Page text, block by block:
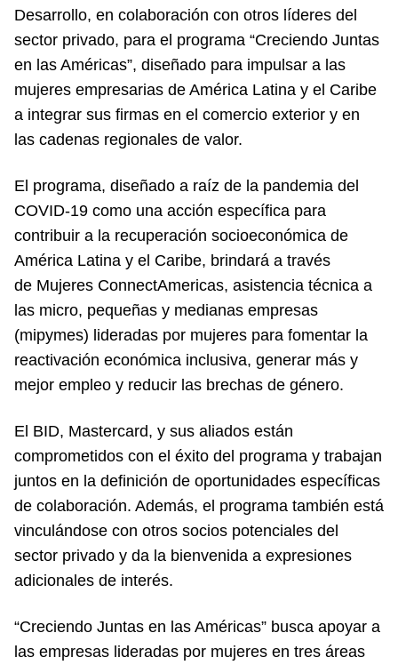
Desarrollo, en colaboración con otros líderes del
sector privado, para el programa “Creciendo Juntas
en las Américas”, diseñado para impulsar a las
mujeres empresarias de América Latina y el Caribe
a integrar sus firmas en el comercio exterior y en
las cadenas regionales de valor.
El programa, diseñado a raíz de la pandemia del
COVID-19 como una acción específica para
contribuir a la recuperación socioeconómica de
América Latina y el Caribe, brindará a través
de Mujeres ConnectAmericas, asistencia técnica a
las micro, pequeñas y medianas empresas
(mipymes) lideradas por mujeres para fomentar la
reactivación económica inclusiva, generar más y
mejor empleo y reducir las brechas de género.
El BID, Mastercard, y sus aliados están
comprometidos con el éxito del programa y trabajan
juntos en la definición de oportunidades específicas
de colaboración. Además, el programa también está
vinculándose con otros socios potenciales del
sector privado y da la bienvenida a expresiones
adicionales de interés.
“Creciendo Juntas en las Américas” busca apoyar a
las empresas lideradas por mujeres en tres áreas